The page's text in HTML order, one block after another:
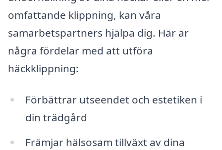
omfattande klippning, kan våra
samarbetspartners hjälpa dig. Här är
några fördelar med att utföra
häckklippning:
Förbättrar utseendet och estetiken i
din trädgård
Främjar hälsosam tillväxt av dina